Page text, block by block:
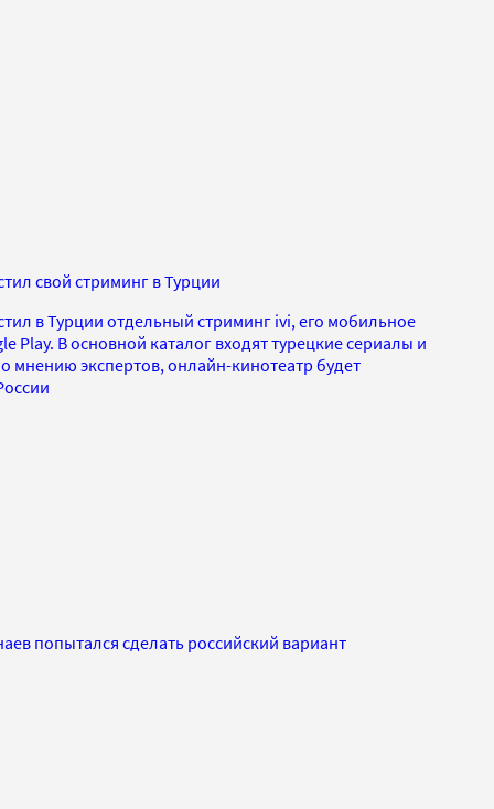
свой стриминг в Турции
в Турции отдельный стриминг ivi, его мобильное
Play. В основной каталог входят турецкие сериалы и
мнению экспертов, онлайн-кинотеатр будет
попытался сделать российский вариант